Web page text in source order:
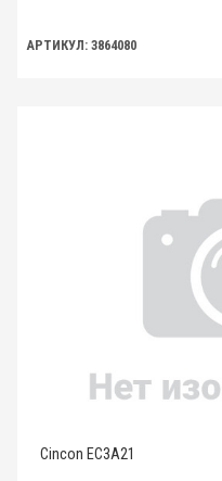
АРТИКУЛ: 3864080
Cincon EC3A21